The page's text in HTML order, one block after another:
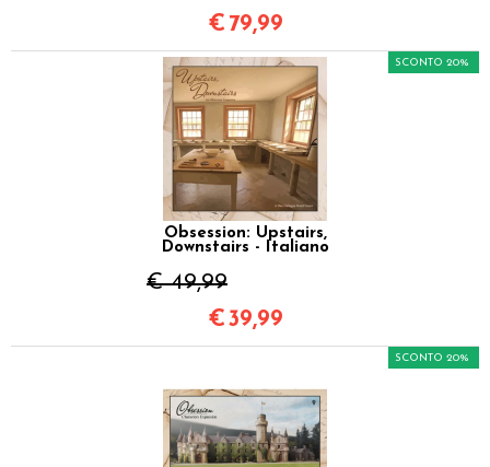
€ 79,99
Obsession: Upstairs,
Downstairs - Italiano
€ 49,99
SCONTO 20%
€39,99
SCONTO 20%